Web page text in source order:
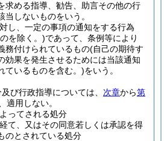
求める指導、勧告、助言その他の行
しないものをいう。
し、一定の事項の通知をする行為
を除く。)であって、条例等により
務付けられているもの(自己の期待す
効果を発生させるためには当該通知
ているものを含む。)をいう。
び行政指導については、 次章から第
適用しない。
ってされる処分
て、又はその同意若しくは承認を得
のとされている処分